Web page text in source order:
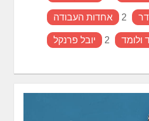
אחדות העבודה 2
יובל פרנקל 2 ולומד